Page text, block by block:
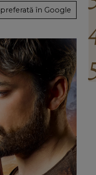
în Google